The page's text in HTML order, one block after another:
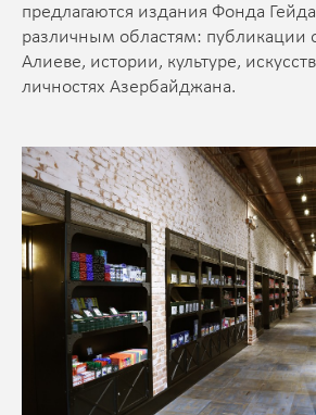
предлагаются издания Фонда
различным областям: публикации
Алиеве, истории, культуре,
личностях Азербайджана.